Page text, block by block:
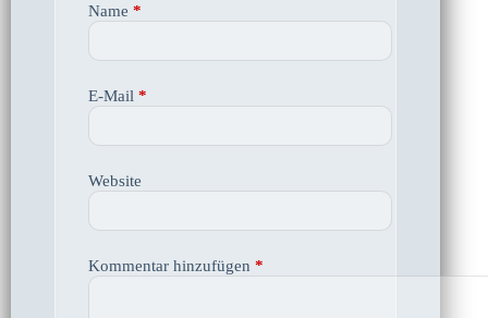
Name *
E-Mail *
Website
Kommentar hinzufügen *